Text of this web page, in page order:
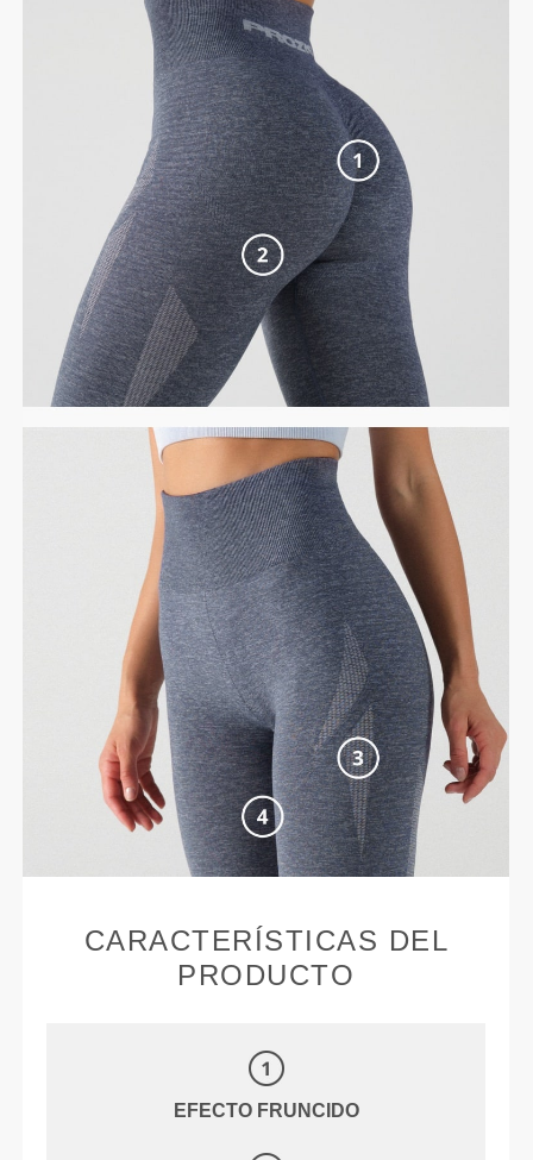
CARACTERÍSTICAS DEL
PRODUCTO
EFECTO FRUNCIDO